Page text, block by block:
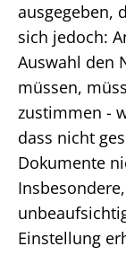
ausgegeben,
sich jedoch:
Auswahl den
müssen,
zustimmen -
dass nicht
Dokumente
Einstellung